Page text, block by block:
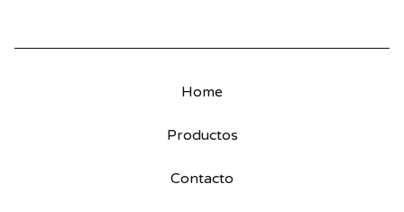
Home
Productos
Contacto